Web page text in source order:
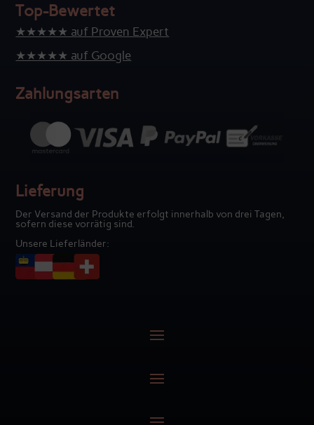
Top-Bewertet
★★★★★ auf Proven Expert
★★★★★ auf Google
Zahlungsarten
Lieferung
Der Versand der Produkte erfolgt innerhalb von drei Tagen,
sofern diese vorrätig sind.
Unsere Lieferländer: